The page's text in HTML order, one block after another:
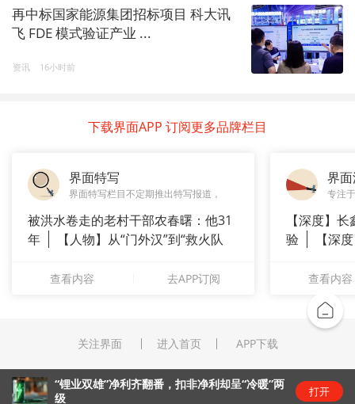
再中标国家能源集团招标项目 科大讯
飞 FDE 模式验证产业 ...
资讯 16小时前
下载界面APP 订阅更多品牌栏目
界面特写
界面特写栏目不定期推出特写报道，
被洪水卷走的老村干部农春曙：他31
年
【人物】从“门外汉”到“救火队
查看内容 去APP订阅
界
专注
【深度】
验
【深
查看内容
关注界面 进入首页 APP下载
“锂业双雄”净利齐翻番，扣非净利却呈“冷暖”两
级
打开